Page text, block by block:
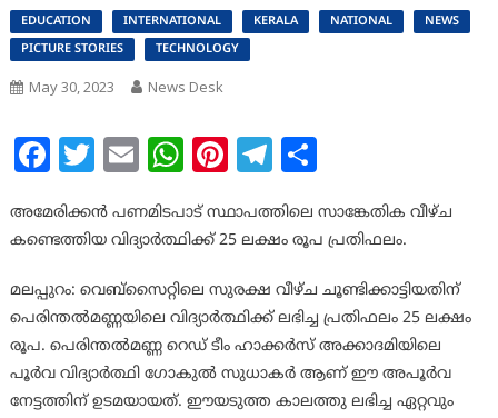
EDUCATION INTERNATIONAL KERALA NATIONAL
NEWS
PICTURE STORIES
TECHNOLOGY
May 30, 2023 News Desk
Facebook
Twitter
EmailWhatsApp
Pinterest
Telegram
Share
അമേരിക്കന്‍ പണമിടപാട് സ്ഥാപത്തിലെ സാങ്കേതിക വീഴ്ച
കണ്ടെത്തിയ വിദ്യാര്‍ത്ഥിക്ക് 25 ലക്ഷം രൂപ പ്രതിഫലം.
മലപ്പുറം: വെബ്‌സൈറ്റിലെ സുരക്ഷ വീഴ്ച ചൂണ്ടിക്കാട്ടിയതിന്
പെരിന്തല്‍മണ്ണയിലെ വിദ്യാര്‍ത്ഥിക്ക് ലഭിച്ച പ്രതിഫലം 25 ലക്ഷം
രൂപ. പെരിന്തല്‍മണ്ണ റെഡ് ടീം ഹാക്കര്‍സ് അക്കാദമിയിലെ
പൂര്‍വ വിദ്യാര്‍ത്ഥി ഗോകുല്‍ സുധാകര്‍ ആണ് ഈ അപൂര്‍വ
നേട്ടത്തിന് ഉടമയായത്. ഈയടുത്ത കാലത്തു ലഭിച്ച ഏറ്റവും